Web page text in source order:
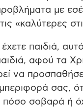
με
«καλύτερες
παιδιά,
αφού τα
να
σας,
πόσο σοβαρά ή